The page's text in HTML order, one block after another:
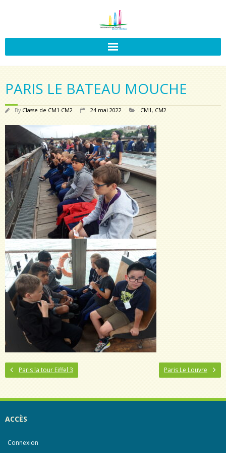
PARIS LE BATEAU MOUCHE
By Classe de CM1-CM2 24 mai 2022 CM1, CM2
Paris la tour Eiffel 3 Paris Le Louvre
ACCÈS
Connexion